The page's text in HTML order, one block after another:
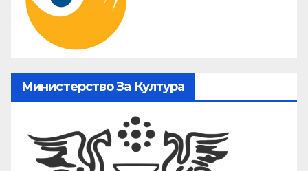
Министерство За Култура